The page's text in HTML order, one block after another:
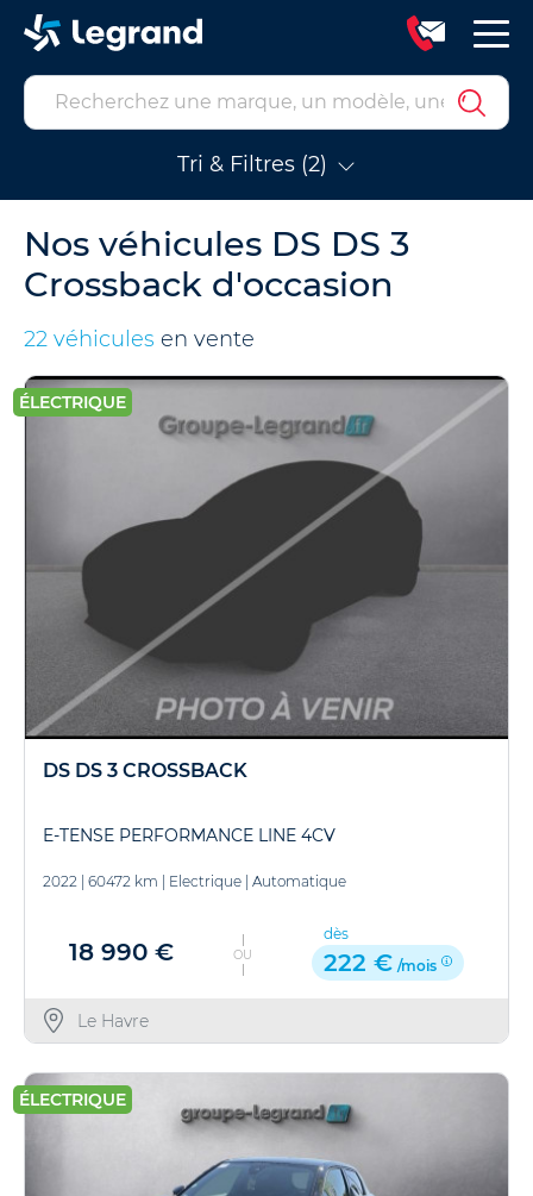
Tri & Filtres (2)
Nos véhicules DS DS 3
Crossback d'occasion
22 véhicules en vente
ÉLECTRIQUE
DS DS 3 CROSSBACK
E-TENSE PERFORMANCE LINE 4CV
2022 | 60472 km | Electrique | Automatique
18 990 € OU
dès
222 € /mois
Le Havre
ÉLECTRIQUE